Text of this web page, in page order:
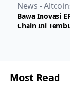
News -
Bawa Inovasi
Chain Ini
Most Read